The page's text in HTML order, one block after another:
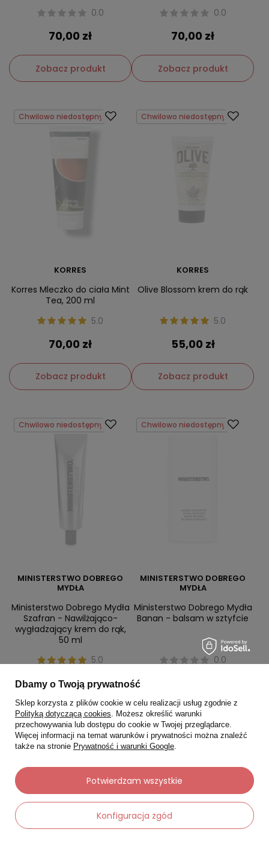
0.0
70,00 zł
Zobacz produkt
0.0
70,00 zł
Zobacz produkt
Chwilowo niedostępny
KORRES
Korres Mleczko do ciała Mint
Tea, 200 ml
5.0
70,00 zł
Zobacz produkt
Chwilowo niedostępny
KORRES
Olive Blossom krem do rąk
5.0
55,00 zł
Zobacz produkt
Chwilowo niedostępny
MINISTERSTWO DOBREGO
MYDŁA
Ministerstwo Dobrego Mydła
Szafran - Nawilżająco-
wygładzający krem do rąk,
50 ml
5.0
31,20 zł39,00 zł
Najniższa cena:35,10 zł
Zobacz produkt
Chwilowo niedostępny
MINISTERSTWO DOBREGO
MYDŁA
Ministerstwo Dobrego Mydła
Banan - balsam w sztyfcie
0.0
Najniższa cena:62,10 zł
Zobacz produkt
Chwilowo niedostępny Chwilowo niedostępny
Dbamy o Twoją prywatność
Sklep korzysta z plików cookie w celu realizacji usług zgodnie z
Polityką dotyczącą cookies. Możesz określić warunki
przechowywania lub dostępu do cookie w Twojej przeglądarce.
Więcej informacji na temat warunków i prywatności można znaleźć
także na stronie Prywatność i warunki Google.
Konfiguracja zgód
Potwierdzam wszystkie